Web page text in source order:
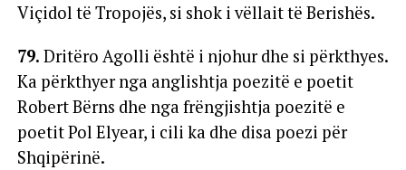
Viçidol të Tropojës, si shok i vëllait të Berishës.
79. Dritëro Agolli është i njohur dhe si përkthyes.
Ka përkthyer nga anglishtja poezitë e poetit
Robert Bërns dhe nga frëngjishtja poezitë e
poetit Pol Elyear, i cili ka dhe disa poezi për
Shqipërinë.